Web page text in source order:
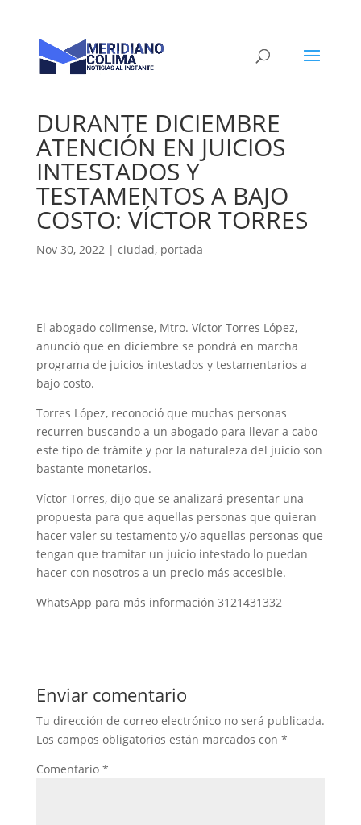
DURANTE DICIEMBRE
ATENCIÓN EN JUICIOS
INTESTADOS Y
TESTAMENTOS A BAJO
COSTO: VÍCTOR TORRES
Nov 30, 2022| ciudad, portada
El abogado colimense, Mtro. Víctor Torres López,
anunció que en diciembre se pondrá en marcha
programa de juicios intestados y testamentarios a
bajo costo.
Torres López, reconoció que muchas personas
recurren buscando a un abogado para llevar a cabo
este tipo de trámite y por la naturaleza del juicio son
bastante monetarios.
Víctor Torres, dijo que se analizará presentar una
propuesta para que aquellas personas que quieran
hacer valer su testamento y/o aquellas personas que
tengan que tramitar un juicio intestado lo puedan
hacer con nosotros a un precio más accesible.
WhatsApp para más información 3121431332
Enviar comentario
Tu dirección de correo electrónico no será publicada.
Los campos obligatorios están marcados con *
Comentario *